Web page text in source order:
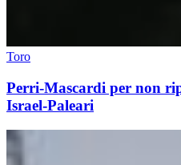
Toro
Perri-Mascardi per non
Israel-Paleari